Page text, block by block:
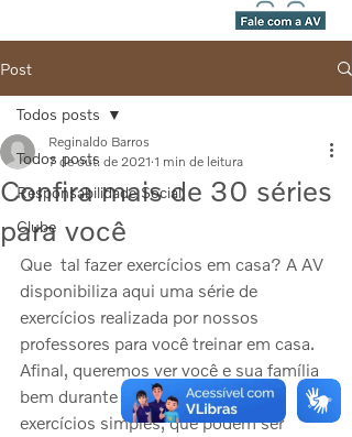
Post
Todos posts
Responsabilidade Social
Clube
Todos posts
Confira mais de 30 séries
para você
Reginaldo Barros
7 de out. de 2021 1 min de leitura
Que  tal fazer exercícios em casa? A AV
disponibiliza aqui uma série de
exercícios realizada por nossos
professores para você treinar em casa.
Afinal, queremos ver você e sua família
bem durante esse período. São
exercícios simples, que podem ser